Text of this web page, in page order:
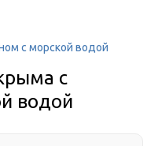
с морской водой
с
водой